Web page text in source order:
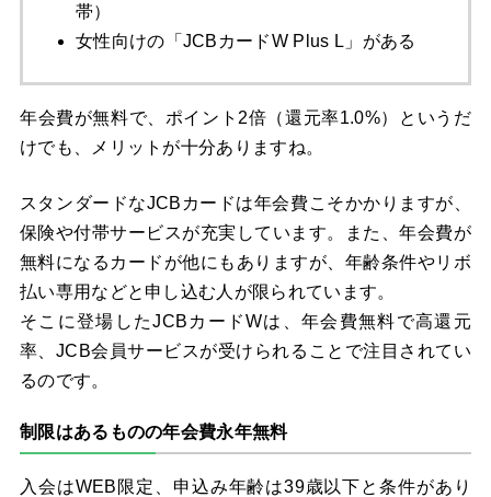
帯）
女性向けの「JCBカードW Plus L」がある
年会費が無料で、ポイント2倍（還元率1.0%）というだ
けでも、メリットが十分ありますね。
スタンダードなJCBカードは年会費こそかかりますが、
保険や付帯サービスが充実しています。また、年会費が
無料になるカードが他にもありますが、年齢条件やリボ
払い専用などと申し込む人が限られています。
そこに登場したJCBカードWは、年会費無料で高還元
率、JCB会員サービスが受けられることで注目されてい
るのです。
制限はあるものの年会費永年無料
入会はWEB限定、申込み年齢は39歳以下と条件があり